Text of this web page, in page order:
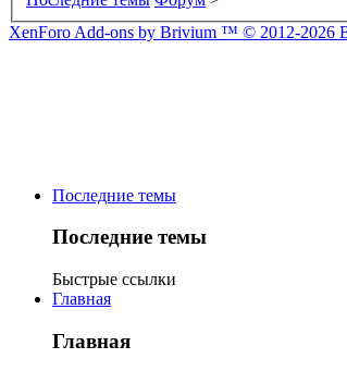
XenForo Add-ons by Brivium ™ © 2012-2026
Последние темы
Последние темы
Быстрые ссылки
Главная
Главная